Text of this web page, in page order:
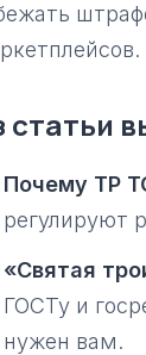
статьи
Почему ТР
регулируют
«Святая
ГОСТу и
нужен вам.